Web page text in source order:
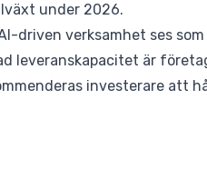
under 2026.
driven verksamhet ses
leveranskapacitet är
investerare att